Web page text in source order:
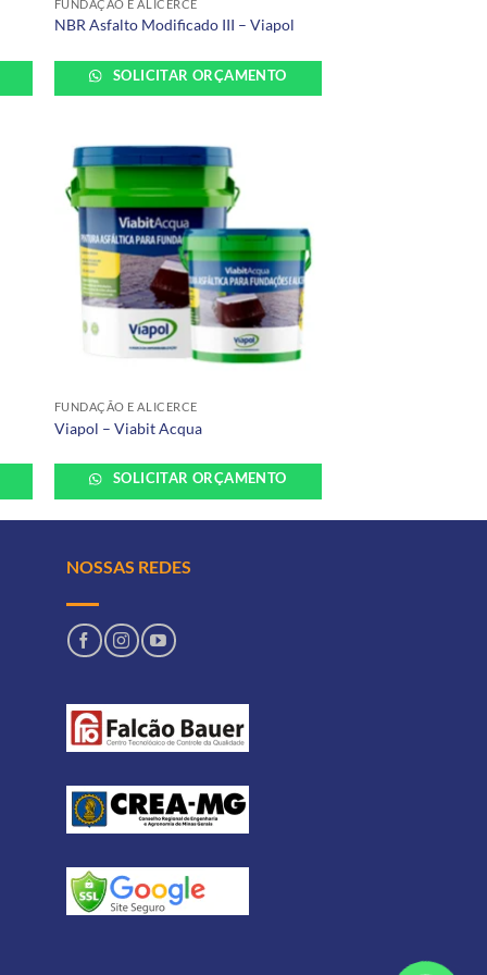
FUNDAÇÃO E ALICERCE
NBR Asfalto Modificado III – Viapol
SOLICITAR ORÇAMENTO
FUNDAÇÃO E ALICERCE
Viapol – Viabit Acqua
SOLICITAR ORÇAMENTO
NOSSAS REDES